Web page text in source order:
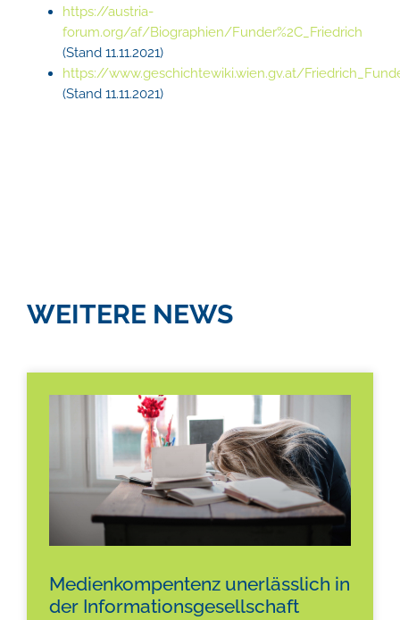
https://austria-
forum.org/af/Biographien/Funder%2C_Friedrich
(Stand 11.11.2021)
https://www.geschichtewiki.wien.gv.at/
(Stand 11.11.2021)
WEITERE NEWS
Medienkompentenz unerlässlich in
der Informationsgesellschaft